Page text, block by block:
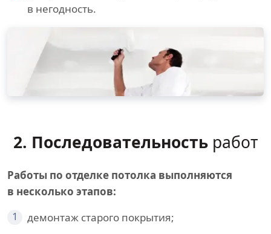
в негодность.
2. Последовательностьработ
Работы по отделке потолка выполняются
в несколько этапов:
1
демонтаж старого покрытия;